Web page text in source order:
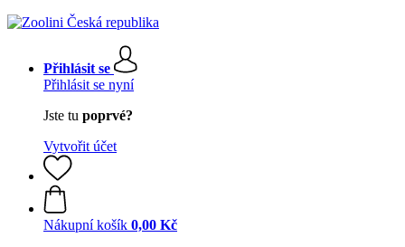
Přihlásit se
Přihlásit se nyní
Jste tu poprvé?
Vytvořit účet
Nákupní košík 0,00 Kč